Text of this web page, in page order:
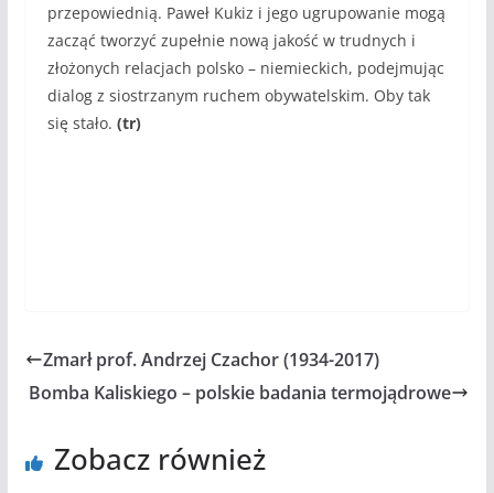
przepowiednią. Paweł Kukiz i jego ugrupowanie mogą
zacząć tworzyć zupełnie nową jakość w trudnych i
złożonych relacjach polsko – niemieckich, podejmując
dialog z siostrzanym ruchem obywatelskim. Oby tak
się stało. (tr)
Zmarł prof. Andrzej Czachor (1934-2017)
Bomba Kaliskiego – polskie badania termojądrowe
Zobacz również